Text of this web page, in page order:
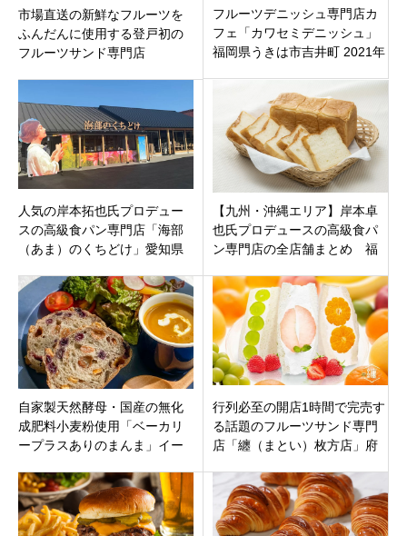
市場直送の新鮮なフルーツを
ふんだんに使用する登戸初の
フルーツサンド専門店
日オープンです。
フルーツデニッシュ専門店カ
フェ「カワセミデニッシュ」
福岡県うきは市吉井町 2021年
人気の岸本拓也氏プロデュー
スの高級食パン専門店「海部
（あま）のくちどけ」愛知県
【九州・沖縄エリア】岸本卓
也氏プロデュースの高級食パ
ン専門店の全店舗まとめ 福
県・佐賀県・宮崎県・鹿児島
県・沖縄県
自家製天然酵母・国産の無化
成肥料小麦粉使用「ベーカリ
ープラスありのまんま」イー
原町
行列必至の開店1時間で完売す
る話題のフルーツサンド専門
店「纏（まとい）枚方店」府